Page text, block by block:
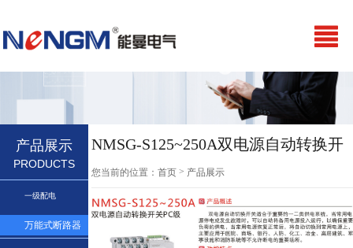
产品展示
PRODUCTS
一级配电
万能式断路器
NMSG-S125~250A双电源自动转换开
关PC级
您当前的位置：首页 > 产品展示